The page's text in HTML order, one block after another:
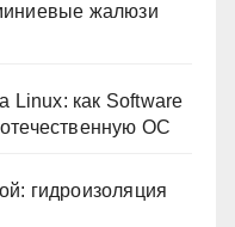
жалюзи
Linux: как Software
ОС
гидроизоляция